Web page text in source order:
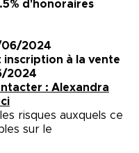
d'honoraires
06/2024
inscription à la vente
2024
: Alexandra
risques auxquels ce
sur le